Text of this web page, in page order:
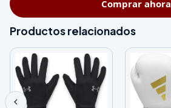
Comprar ahora
Productos relacionados